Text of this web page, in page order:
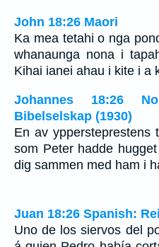
John 18:26 Maori
Ka mea tetahi o nga
whanaunga nona i
Kihai ianei ahau i kite i a
Johannes 18:26
Bibelselskap (1930)
En av yppersteprestens
som Peter hadde
dig sammen med ham i
Juan 18:26 Spanish:
Uno de los siervos del